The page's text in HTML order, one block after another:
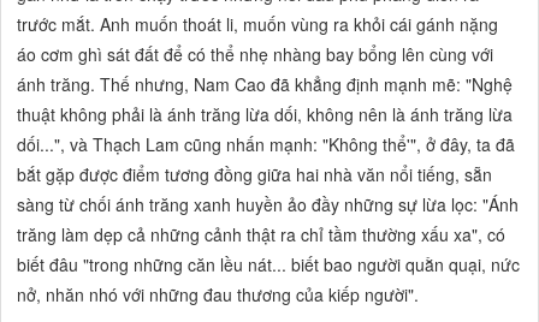
trước mắt. Anh muốn thoát li, muốn vùng ra khỏi cáigánh nặng
áo cơm ghì sát đất để có thể nhẹ nhàng bay bổng lên cùng với
ánh trăng. Thế nhưng, Nam Cao đã khẳng định mạnh mẽ:"Nghệ
thuật không phải là ánh trăng lừa dối, không nên là ánh trăng lừa
dối...", và Thạch Lam cũng nhấn mạnh:"Không thể'", ở đây, ta đã
bắt gặp được điểm tương đồng giữa hai nhà văn nổi tiếng, sẵn
sàng từ chối ánh trăng xanh huyền ảo đầy những sự lừa lọc: "Ánh
trăng làm dẹp cả những cảnh thật ra chỉ tầm thường xấu xa", có
biết đâu"trong những căn lều nát... biết bao người quằn quại, nức
nở, nhăn nhó với những đau thương của kiếp người".